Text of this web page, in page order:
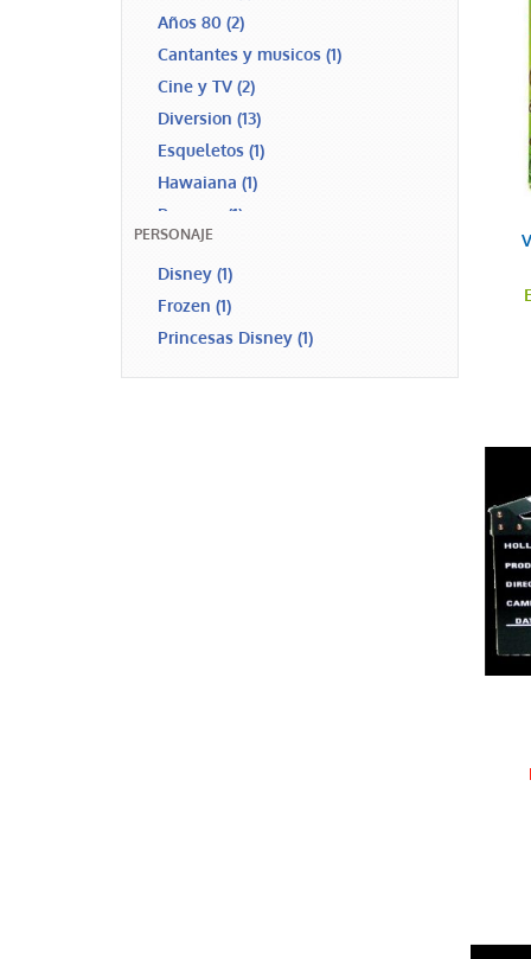
Años 80 (2)
Cantantes y musicos (1)
Cine y TV (2)
Diversion (13)
Esqueletos (1)
Hawaiana (1)
Payasos
(1)
PERSONAJE
Disney (1)
Frozen (1)
Princesas Disney (1)